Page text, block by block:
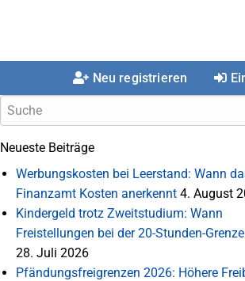
Neu registrieren
Neueste Beiträge
Werbungskosten bei Leerstand: Wann
Finanzamt Kosten anerkennt 4. August
Kindergeld trotz Zweitstudium: Wann
Freistellungen bei der 20-Stunden-
28. Juli 2026
Pfändungsfreigrenzen 2026: Höhere